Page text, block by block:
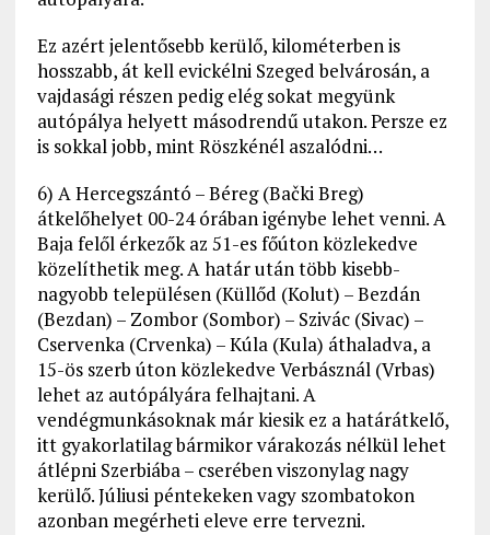
Ez azért jelentősebb kerülő, kilométerben is
hosszabb, át kell evickélni Szeged belvárosán, a
vajdasági részen pedig elég sokat megyünk
autópálya helyett másodrendű utakon. Persze ez
is sokkal jobb, mint Röszkénél aszalódni…
6) A Hercegszántó – Béreg (Bački Breg)
átkelőhelyet 00-24 órában igénybe lehet venni. A
Baja felől érkezők az 51-es főúton közlekedve
közelíthetik meg. A határ után több kisebb-
nagyobb településen (Küllőd (Kolut) – Bezdán
(Bezdan) – Zombor (Sombor) – Szivác (Sivac) –
Cservenka (Crvenka) – Kúla (Kula) áthaladva, a
15-ös szerb úton közlekedve Verbásznál (Vrbas)
lehet az autópályára felhajtani. A
vendégmunkásoknak már kiesik ez a határátkelő,
itt gyakorlatilag bármikor várakozás nélkül lehet
átlépni Szerbiába – cserében viszonylag nagy
kerülő. Júliusi péntekeken vagy szombatokon
azonban megérheti eleve erre tervezni.